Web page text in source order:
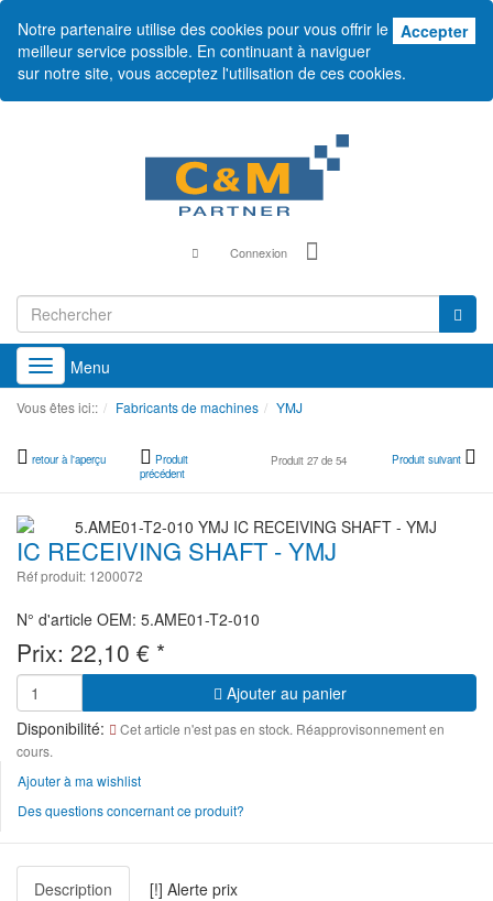
Accepter
Notre partenaire utilise des cookies pour vous offrir le
meilleur service possible. En continuant à naviguer
sur notre site, vous acceptez l'utilisation de ces cookies.
Connexion
Toggle
navigation
Menu
Vous êtes ici:: Fabricants de machines YMJ
retour à l'aperçu
Produit
précédent
Produit 27 de 54 Produit suivant
IC RECEIVING SHAFT - YMJ
Réf produit: 1200072
N° d'article OEM: 5.AME01-T2-010
Prix: 22,10 € *
Ajouter au panier
Disponibilité:
Cet article n'est pas en stock. Réapprovisonnement en
cours.
Ajouter à ma wishlist
Des questions concernant ce produit?
Description [!] Alerte prix